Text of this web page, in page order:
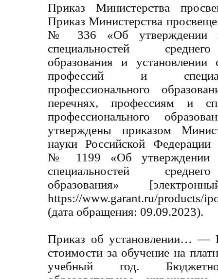
Приказ Министерства
Приказ Министерства
№ 336 «Об утверждении
специальностей
образования и установлении
профессий и
профессионального
перечнях, профессиям и
профессионального
утверждены приказом
науки Российской
№ 1199 «Об утверждении
специальностей
образования»
https://www.garant.ru/products/
(дата обращения: 09.09.2023).
Приказ об установлении… —
стоимости за обучение на
учебный год.